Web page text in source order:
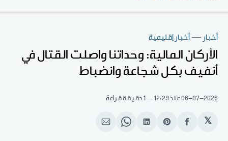
أخبار — أخبار إقليمية
الأركان المالية: وحداتنا واصلت القتال في
أنفيف بكل شجاعة وانضباط
06-07-2026عند 12:29 1 دقيقة قراءة
𝕏
انشر
Shareانشر
Shareانشر